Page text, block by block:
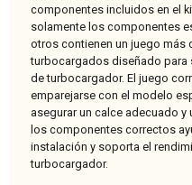
componentes incluidos en el
solamente los componentes
otros contienen un juego
turbocargados diseñado para
de turbocargador. El juego
emparejarse con el modelo
asegurar un calce adecuado
los componentes correctos
instalación y soporta el
turbocargador.